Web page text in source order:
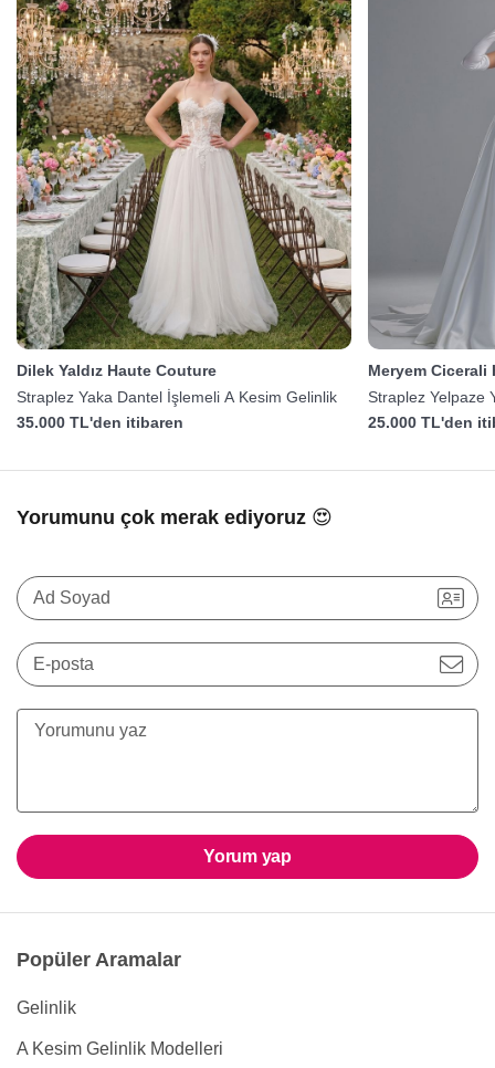
Dilek Yaldız Haute Couture
Straplez Yaka Dantel İşlemeli A Kesim Gelinlik
35.000 TL'den itibaren
Meryem Cicerali
Straplez Yelpaze
25.000 TL'den
Yorumunu çok merak ediyoruz 😍
Ad Soyad
E-posta
Yorum yap
Popüler Aramalar
Gelinlik
A Kesim Gelinlik Modelleri